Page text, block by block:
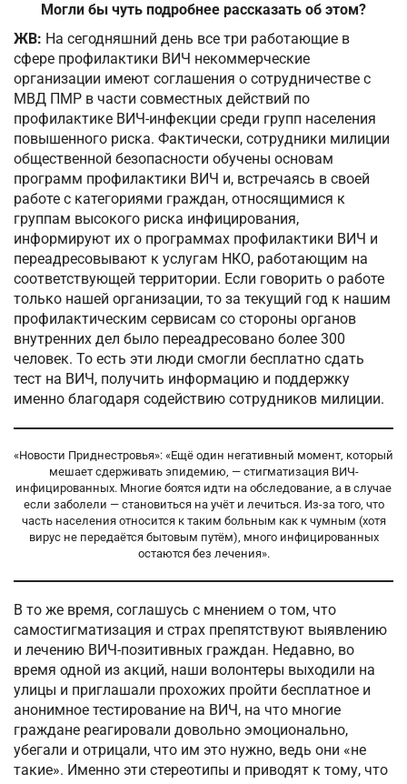
Могли бы чуть подробнее рассказать об этом?
ЖВ: На сегодняшний день все три работающие в
сфере профилактики ВИЧ некоммерческие
организации имеют соглашения о сотрудничестве с
МВД ПМР в части совместных действий по
профилактике ВИЧ-инфекции среди групп населения
повышенного риска. Фактически, сотрудники милиции
общественной безопасности обучены основам
программ профилактики ВИЧ и, встречаясь в своей
работе с категориями граждан, относящимися к
группам высокого риска инфицирования,
информируют их о программах профилактики ВИЧ и
переадресовывают к услугам НКО, работающим на
соответствующей территории. Если говорить о работе
только нашей организации, то за текущий год к нашим
профилактическим сервисам со стороны органов
внутренних дел было переадресовано более 300
человек. То есть эти люди смогли бесплатно сдать
тест на ВИЧ, получить информацию и поддержку
именно благодаря содействию сотрудников милиции.
«Новости Приднестровья»: «Ещё один негативный момент, который
мешает сдерживать эпидемию, — стигматизация ВИЧ-
инфицированных. Многие боятся идти на обследование, а в случае
если заболели — становиться на учёт и лечиться. Из-за того, что
часть населения относится к таким больным как к чумным (хотя
вирус не передаётся бытовым путём), много инфицированных
остаются без лечения».
В то же время, соглашусь с мнением о том, что
самостигматизация и страх препятствуют выявлению
и лечению ВИЧ-позитивных граждан. Недавно, во
время одной из акций, наши волонтеры выходили на
улицы и приглашали прохожих пройти бесплатное и
анонимное тестирование на ВИЧ, на что многие
граждане реагировали довольно эмоционально,
убегали и отрицали, что им это нужно, ведь они «не
такие». Именно эти стереотипы и приводят к тому, что